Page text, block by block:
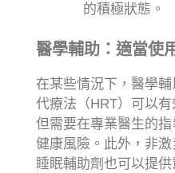
的積極狀態。
醫學輔助：適當使
在某些情況下，醫學
代療法（HRT）可以
但需要在專業醫生的
健康風險。此外，非
睡眠輔助劑也可以提供